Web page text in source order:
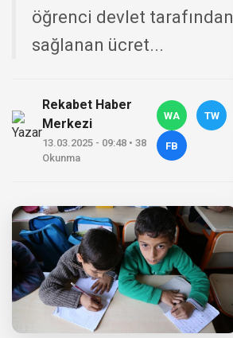
öğrenci devlet tarafından
sağlanan ücret...
Rekabet Haber
Merkezi
13.03.2025 - 09:48 • 38
Okunma
WA TW
FB